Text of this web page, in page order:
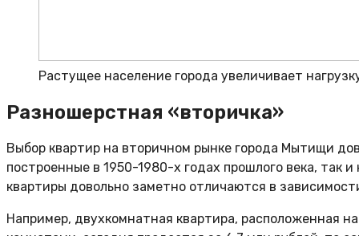
Растущее население города увеличивает
Разношерстная «вторичка»
Выбор квартир на вторичном рынке города Мытищи
построенные в 1950-1980-х годах прошлого века,
квартиры довольно заметно отличаются в
Например, двухкомнатная квартира, расположенная